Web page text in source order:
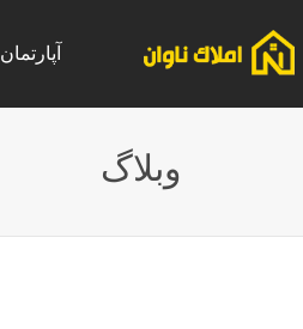
آپارتمان
وبلاگ